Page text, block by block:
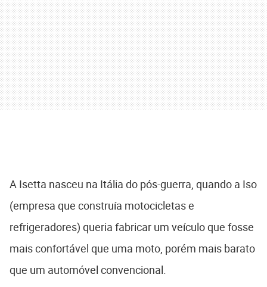
A Isetta nasceu na Itália do pós-guerra, quando a Iso
(empresa que construía motocicletas e
refrigeradores) queria fabricar um veículo que fosse
mais confortável que uma moto, porém mais barato
que um automóvel convencional.